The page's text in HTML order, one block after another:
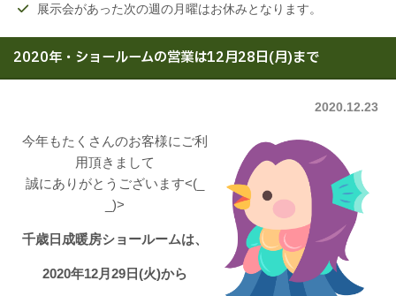
展示会があった次の週の月曜はお休みとなります。
2020年・ショールームの営業は12月28日(月)まで
2020.12.23
今年もたくさんのお客様にご利
用頂きまして
誠にありがとうございます<(_
_)>
千歳日成暖房ショールームは、
2020年12月29日(火)から